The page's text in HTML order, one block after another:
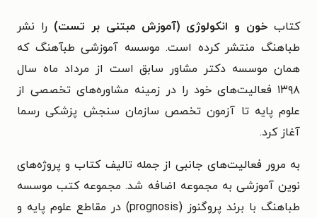
کتاب خون و انکولوژی (آموزش مبتنی بر تست) را نشر
طباهنگ منتشر کرده است. موسسه آموزشی طبآهنگ که
همان موسسه دکتر مشاور سابق است از مرداد ماه سال
۱۳۹۸ فعالیت‌های خود را در زمینه مشاوره‌های تخصصی از
علوم پایه تا آزمون تخصص سازمان سنجش پزشکی رسما
آغاز کرد.
به مرور فعالیت‌های جانبی از جمله تالیف کتاب و پروژه‌های
نوین آموزشی به مجموعه اضافه شد. مجموعه کتب موسسه
طباهنگ با برند پروگنوز (prognosis) در مقاطع علوم پایه و